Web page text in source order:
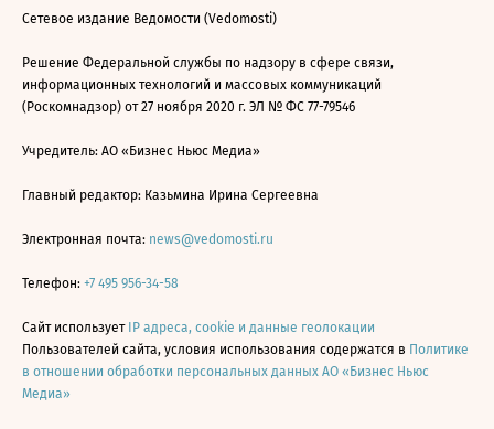
Сетевое издание Ведомости (Vedomosti)
Решение Федеральной службы по надзору в сфере связи,
информационных технологий и массовых коммуникаций
(Роскомнадзор) от 27 ноября 2020 г. ЭЛ № ФС 77-79546
Учредитель: АО «Бизнес Ньюс Медиа»
Главный редактор: Казьмина Ирина Сергеевна
Электронная почта: news@vedomosti.ru
Телефон: +7 495 956-34-58
Сайт использует IP адреса, cookie и данные геолокации
Пользователей сайта, условия использования содержатся в Политике
в отношении обработки персональных данных АО «Бизнес Ньюс
Медиа»